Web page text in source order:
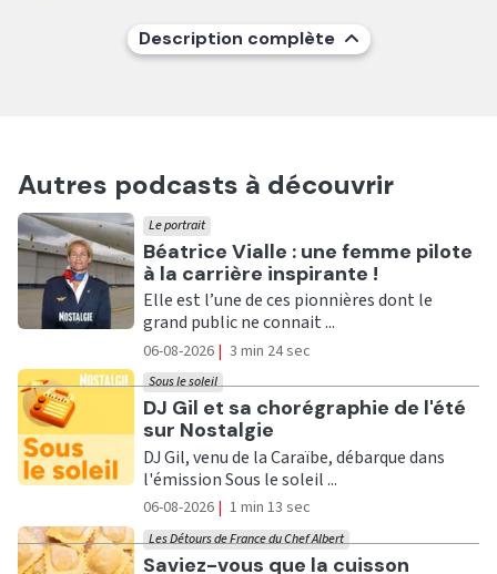
Description complète
Autres podcasts à découvrir
Ecouter
Béatrice Vialle : une femme pilote
à la carrière inspirante !
Le portrait
Elle est l’une de ces pionnières dont le
grand public ne connait ...
06-08-2026 | 3 min 24 sec
Ecouter
DJ Gil et sa chorégraphie de l'été
sur Nostalgie
Sous le soleil
DJ Gil, venu de la Caraïbe, débarque dans
l'émission Sous le soleil ...
06-08-2026 | 1 min 13 sec
Ecouter
Saviez-vous que la cuisson
Les Détours de France du Chef Albert